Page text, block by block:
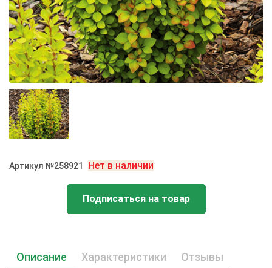
Артикул №258921 Нет в наличии
Подписаться на товар
Описание Характеристики Отзывы